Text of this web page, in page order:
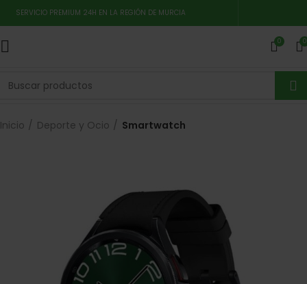
SERVICIO PREMIUM 24H EN LA REGIÓN DE MURCIA
0 0
Inicio Deporte y Ocio Smartwatch